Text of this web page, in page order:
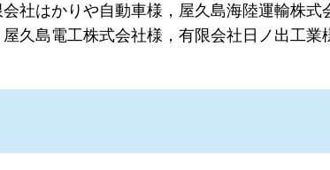
会社はかりや自動車様，屋久島海陸運輸株
久島電工株式会社様，有限会社日ノ出工業